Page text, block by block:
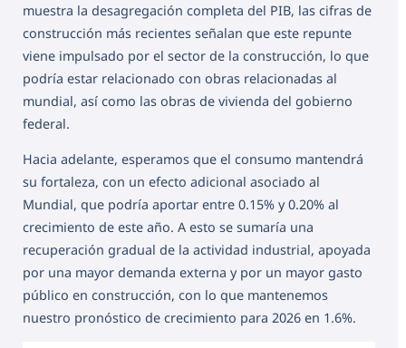
muestra la desagregación completa del PIB, las cifras de
construcción más recientes señalan que este repunte
viene impulsado por el sector de la construcción, lo que
podría estar relacionado con obras relacionadas al
mundial, así como las obras de vivienda del gobierno
federal.
Hacia adelante, esperamos que el consumo mantendrá
su fortaleza, con un efecto adicional asociado al
Mundial, que podría aportar entre 0.15% y 0.20% al
crecimiento de este año. A esto se sumaría una
recuperación gradual de la actividad industrial, apoyada
por una mayor demanda externa y por un mayor gasto
público en construcción, con lo que mantenemos
nuestro pronóstico de crecimiento para 2026 en 1.6%.